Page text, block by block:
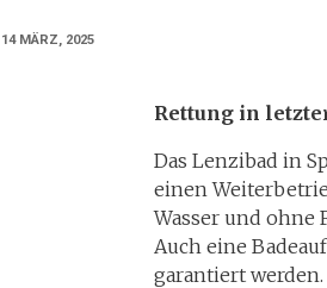
14 MÄRZ, 2025
Rettung in
Das Lenzibad in
einen
Wasser und ohne
Auch eine
garantiert